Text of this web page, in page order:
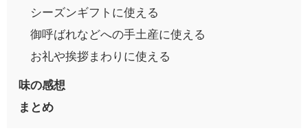
シーズンギフトに使える
御呼ばれなどへの手土産に使える
お礼や挨拶まわりに使える
味の感想
まとめ